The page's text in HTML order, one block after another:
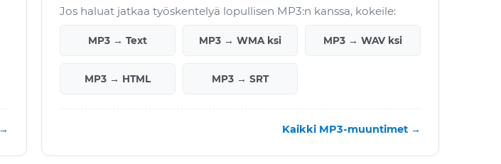
Jos haluat jatkaa työskentelyä lopullisen MP3:n kanssa, kokeile:
MP3 → Text MP3 → WMA ksi MP3 → WAV ksi
MP3 → HTML MP3 → SRT
Kaikki MP3-muuntimet →